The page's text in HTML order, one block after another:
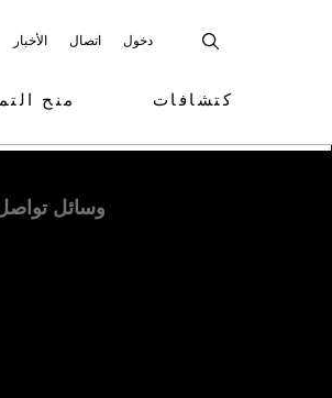
الأخبار اتصال دخول
منح كتشافات
وسائل